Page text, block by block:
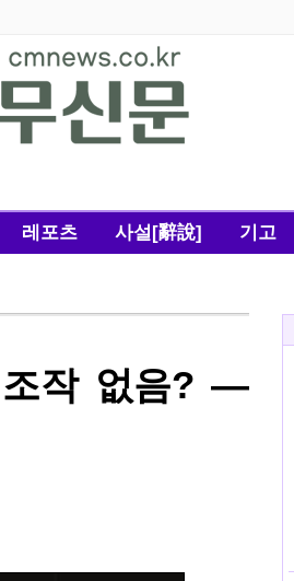
레포츠 사설[辭說] 기고
작 없음? —